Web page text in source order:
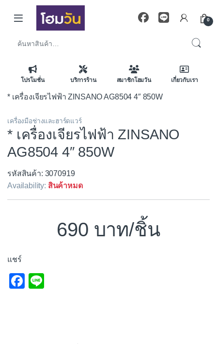
Skip to navigation
Skip to content
0
โปรโมชั่น บริการร้าน สมาชิกโฮมวัน เกี่ยวกับเรา
* เครื่องเจียรไฟฟ้า ZINSANO AG8504 4″ 850W
เครื่องมือช่างและฮาร์ดแวร์
* เครื่องเจียรไฟฟ้า ZINSANO
AG8504 4″ 850W
รหัสสินค้า: 3070919
Availability: สินค้าหมด
690 /ชิ้น
แชร์
F